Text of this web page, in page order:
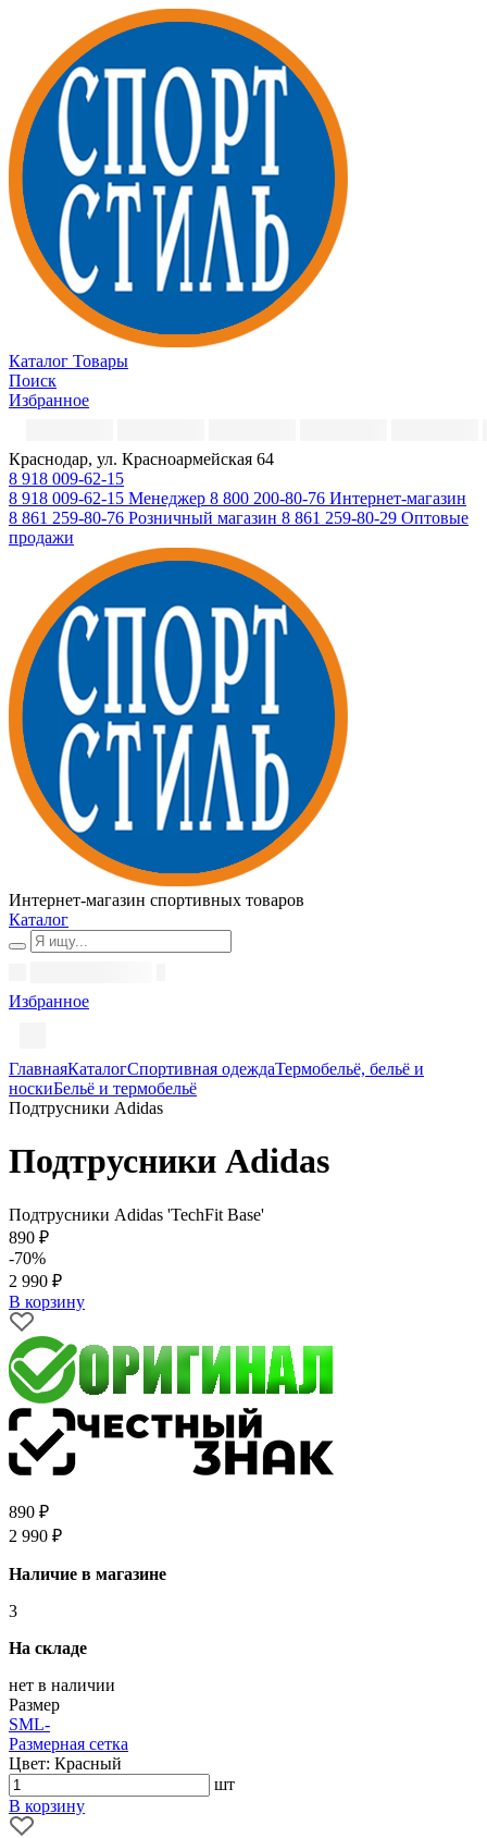
Каталог Товары
Поиск
Избранное
Краснодар, ул. Красноармейская 64
8 918 009-62-15
8 918 009-62-15 Менеджер 8 800 200-80-76 Интернет-магазин
8 861 259-80-76 Розничный магазин 8 861 259-80-29 Оптовые
продажи
Интернет-магазин спортивных товаров
Каталог
Избранное
ГлавнаяКаталогСпортивная одеждаТермобельё, бельё и
носкиБельё и термобельё
Подтрусники Adidas
Подтрусники Adidas
Подтрусники Adidas 'TechFit Base'
890 ₽
-70%
2 990 ₽
В корзину
890 ₽
2 990 ₽
Наличие в магазине
3
На складе
нет в наличии
Размер
SML-
Размерная сетка
Цвет: Красный
шт
В корзину